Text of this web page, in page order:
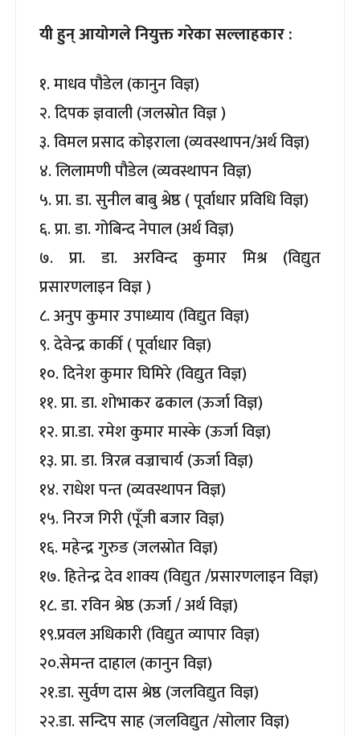
यी हुन् आयोगले नियुक्त गरेका सल्लाहकार :
१. माधव पौडेल (कानुन विज्ञ)
२. दिपक ज्ञवाली (जलस्रोत विज्ञ )
३. विमल प्रसाद कोइराला (व्यवस्थापन/अर्थ विज्ञ)
४. लिलामणी पौडेल (व्यवस्थापन विज्ञ)
५. प्रा. डा. सुनील बाबु श्रेष्ठ ( पूर्वाधार प्रविधि विज्ञ)
६. प्रा. डा. गोबिन्द नेपाल (अर्थ विज्ञ)
७. प्रा. डा. अरविन्द कुमार मिश्र (विद्युत
प्रसारणलाइन विज्ञ )
८. अनुप कुमार उपाध्याय (विद्युत विज्ञ)
९. देवेन्द्र कार्की ( पूर्वाधार विज्ञ)
१०. दिनेश कुमार घिमिरे (विद्युत विज्ञ)
११. प्रा. डा. शोभाकर ढकाल (ऊर्जा विज्ञ)
१२. प्रा.डा. रमेश कुमार मास्के (ऊर्जा विज्ञ)
१३. प्रा. डा. त्रिरत्न वज्राचार्य (ऊर्जा विज्ञ)
१४. राधेश पन्त (व्यवस्थापन विज्ञ)
१५. निरज गिरी (पूँजी बजार विज्ञ)
१६. महेन्द्र गुरुङ (जलस्रोत विज्ञ)
१७. हितेन्द्र देव शाक्य (विद्युत /प्रसारणलाइन विज्ञ)
१८. डा. रविन श्रेष्ठ (ऊर्जा / अर्थ विज्ञ)
१९.प्रवल अधिकारी (विद्युत व्यापार विज्ञ)
२०.सेमन्त दाहाल (कानुन विज्ञ)
२१.डा. सुर्वण दास श्रेष्ठ (जलविद्युत विज्ञ)
२२.डा. सन्दिप साह (जलविद्युत /सोलार विज्ञ)